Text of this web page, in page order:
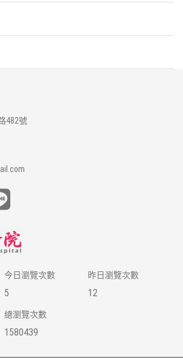
482號
今日瀏覽次數
5
昨日瀏覽次數
12
總瀏覽次數
1580439